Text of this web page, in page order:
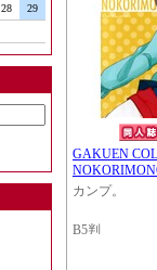
28
29
GAKUEN
カンプ。
B5判